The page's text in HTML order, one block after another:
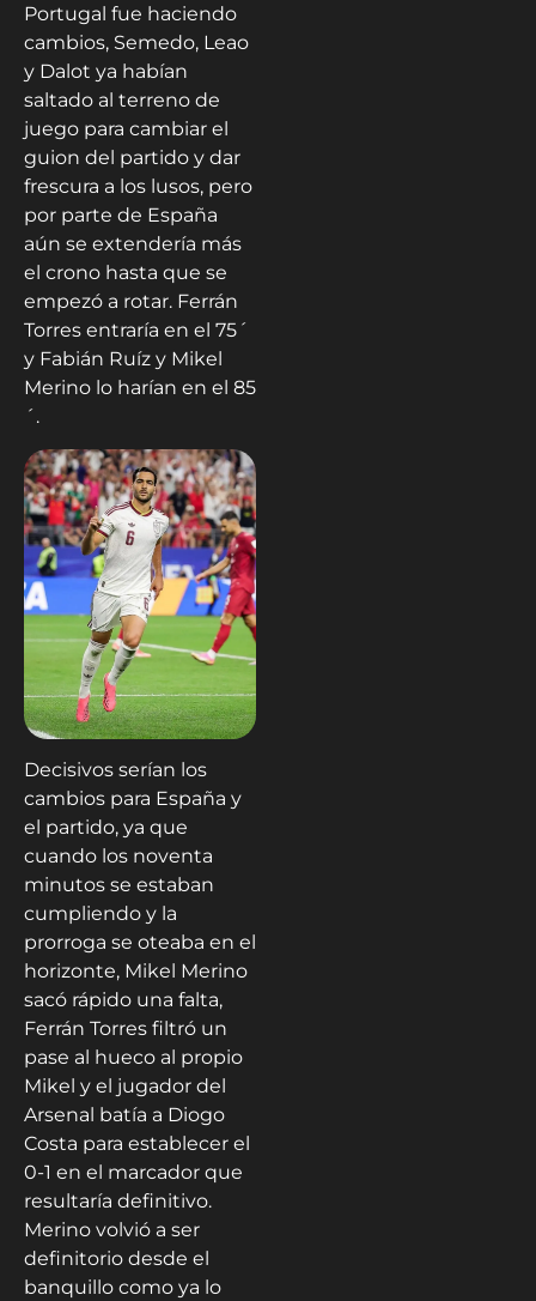
Portugal fue haciendo
cambios, Semedo, Leao
y Dalot ya habían
saltado al terreno de
juego para cambiar el
guion del partido y dar
frescura a los lusos, pero
por parte de España
aún se extendería más
el crono hasta que se
empezó a rotar. Ferrán
Torres entraría en el 75´
y Fabián Ruíz y Mikel
Merino lo harían en el 85
´.
Decisivos serían los
cambios para España y
el partido, ya que
cuando los noventa
minutos se estaban
cumpliendo y la
prorroga se oteaba en el
horizonte, Mikel Merino
sacó rápido una falta,
Ferrán Torres filtró un
pase al hueco al propio
Mikel y el jugador del
Arsenal batía a Diogo
Costa para establecer el
0-1 en el marcador que
resultaría definitivo.
Merino volvió a ser
definitorio desde el
banquillo como ya lo